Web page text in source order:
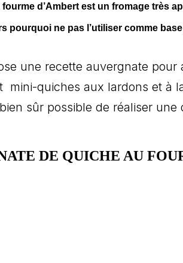
d’Ambert est un fromage très
pourquoi ne pas l’utiliser comme
une recette auvergnate pour
mini-quiches aux lardons et à
sûr possible de réaliser une
DE QUICHE AU